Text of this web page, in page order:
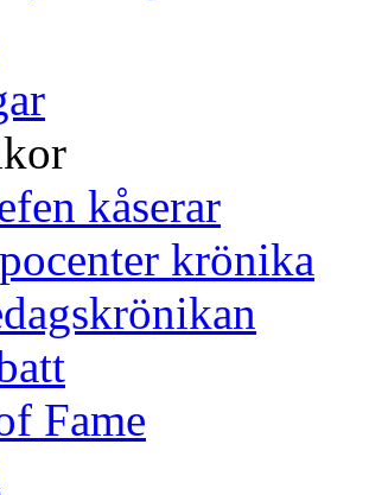
kåserar
krönika
Fame